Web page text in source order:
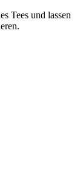
Tees und lassen